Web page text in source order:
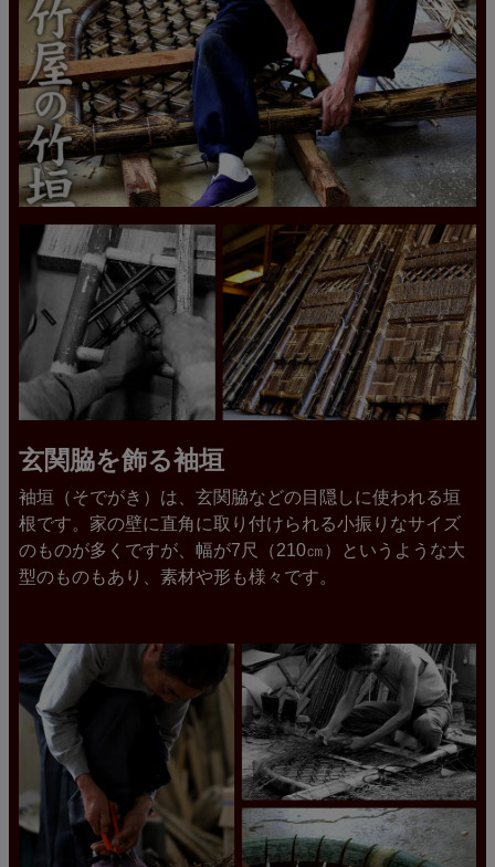
玄関脇を飾る袖垣
袖垣（そでがき）は、玄関脇などの目隠しに使われる垣
根です。家の壁に直角に取り付けられる小振りなサイズ
のものが多くですが、幅が7尺（210㎝）というような大
型のものもあり、素材や形も様々です。